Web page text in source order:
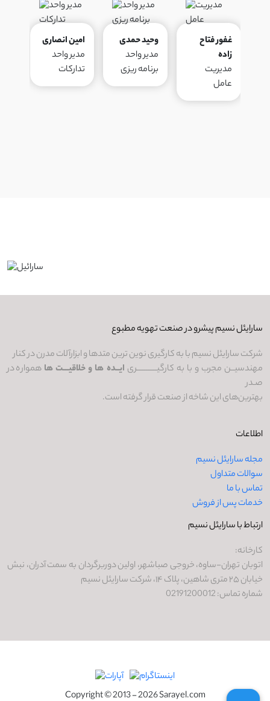
امین انصاری
مدیر واحد
تدارکات
وحید حمدی
مدیر واحد
برنامه ریزی
غفور فتاح
زاده
مدیریت
عامل
سارایئل نسیم پیشرو در صنعت تهویه مطبوع
شرکت سارایئل نسیم با به کارگیری نوین ترین متدها و ابزارآلات مدرن در کنار
مهندسیــن مجرب و با به کارگیـــــــــــری ایــده ها و خلاقیـــت ها همواره در
صـدر
بهترین‌های این شاخه از صنعت قرار گرفته است.
اطلاعات
مجله سارایئل نسیم
سوالات متداول
تماس با ما
خدمات پس از فروش
ارتباط با سارایئل نسیم
کارخانه:
اتوبان تهران-ساوه، خروجی صباشهر، اولین دوربرگردان به سمت آدران، نبش
خیابان ۲۵ متری شاهین، پلاک ۱۴، شرکت سارایئل نسیم
شماره تماس: 02191200012
Copyright © 2013 - 2026 Sarayel.com